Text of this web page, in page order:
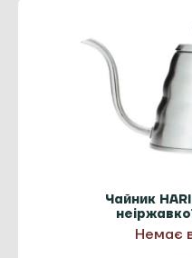
Чайник
Немає